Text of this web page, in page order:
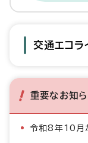
交通エコラ
重要なお知
令和8年10月